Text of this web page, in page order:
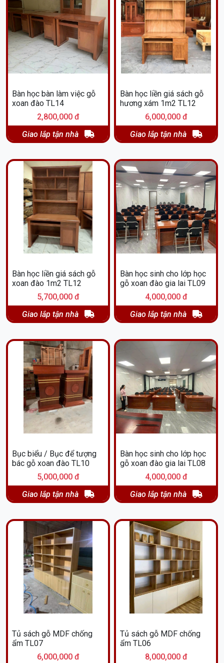
Bàn học bàn làm việc gỗ
xoan đào TL14
2,800,000 đ
Giao lắp tận nhà
Bàn học liền giá sách gỗ
hương xám 1m2 TL12
6,000,000 đ
Giao lắp tận nhà
Bàn học liền giá sách gỗ
xoan đào 1m2 TL12
5,700,000 đ
Giao lắp tận nhà
Bàn học sinh cho lớp học
gỗ xoan đào gia lai TL09
4,000,000 đ
Giao lắp tận nhà
Bục biểu / Bục để tượng
bác gỗ xoan đào TL10
5,000,000 đ
Giao lắp tận nhà
Bàn học sinh cho lớp học
gỗ xoan đào gia lai TL08
4,000,000 đ
Giao lắp tận nhà
Tủ sách gỗ MDF chống
ẩm TL07
6,000,000 đ
Tủ sách gỗ MDF chống
ẩm TL06
8,000,000 đ